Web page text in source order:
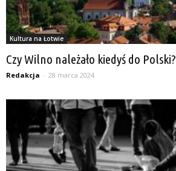
Kultura na Łotwie
Czy Wilno należało kiedyś do Polski?
Redakcja - 28 marca 2024